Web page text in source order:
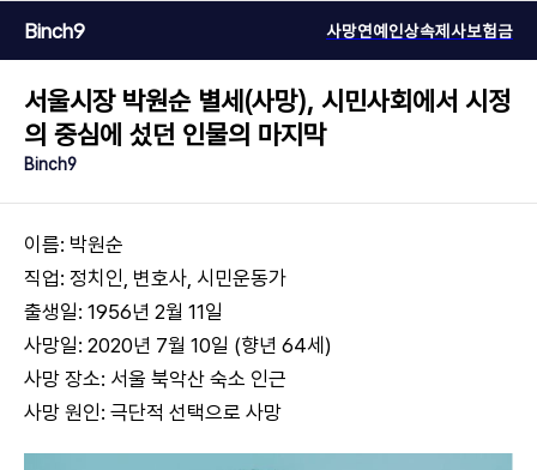
Binch9 사망연예인상속제사보험금
서울시장 박원순 별세(사망), 시민사회에서 시정
의 중심에 섰던 인물의 마지막
Binch9
이름: 박원순
직업: 정치인, 변호사, 시민운동가
출생일: 1956년 2월 11일
사망일: 2020년 7월 10일 (향년 64세)
사망 장소: 서울 북악산 숙소 인근
사망 원인: 극단적 선택으로 사망